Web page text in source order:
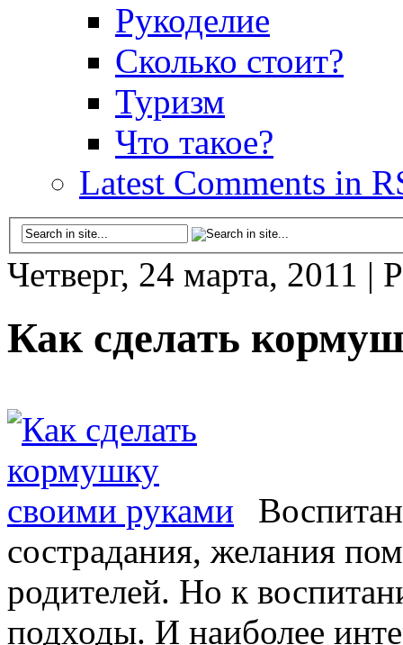
Рукоделие
Сколько стоит?
Туризм
Что такое?
Latest Comments in
Четверг, 24 марта, 2011 |
Как сделать
сострадания, желания
родителей. Но к
подходы. И наиболее